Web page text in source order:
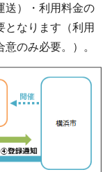
送）・利用料金の
となります（利用
のみ必要。）。